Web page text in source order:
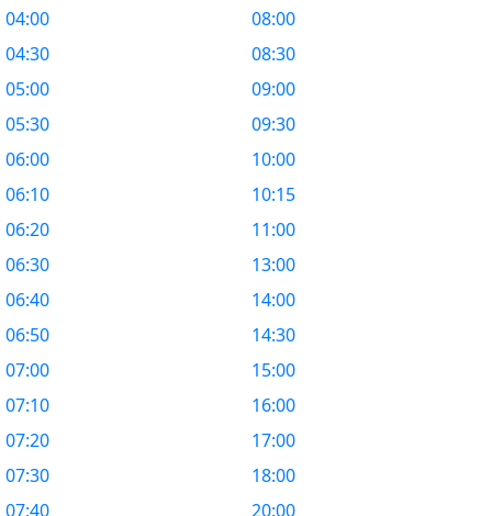
04:00
04:30
05:00
05:30
06:00
06:10
06:20
06:30
06:40
06:50
07:00
07:10
07:20
07:30
07:40
08:00
08:30
09:00
09:30
10:00
10:15
11:00
13:00
14:00
14:30
15:00
16:00
17:00
18:00
20:00